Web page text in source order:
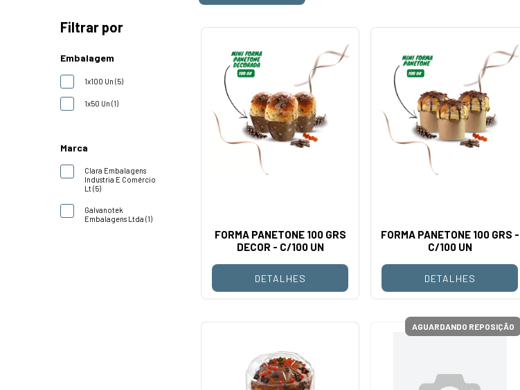
Filtrar por
Embalagem
1x100 Un (5)
1x50 Un (1)
Marca
Clara Embalagens
Industria E Comércio
Lt (5)
Galvanotek
Embalagens Ltda (1)
FORMA PANETONE 100 GRS
DECOR - C/100 UN
DETALHES
FORMA PANETONE 100 GRS -
C/100 UN
DETALHES
AGUARDANDO REPOSIÇÃO